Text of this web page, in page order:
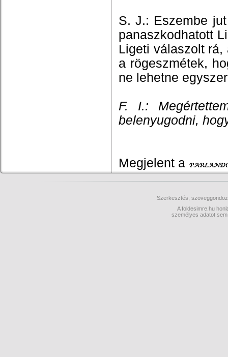
S. J.: Eszembe
panaszkodhatott
Ligeti válaszolt
a rögeszmétek,
ne lehetne
F. I.:
belenyugodni,
Megjelent a
Szerkesztés,
A foldesimre.hu
személyes adatot